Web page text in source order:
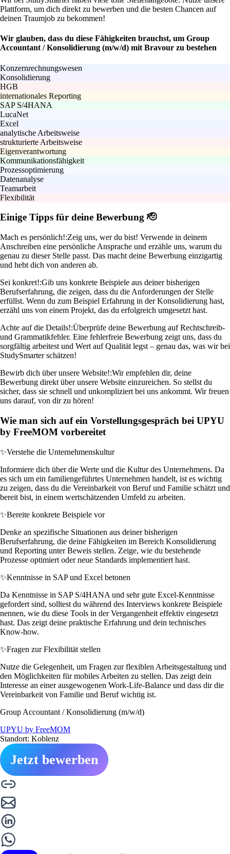
Plattform, um dich direkt zu bewerben und die besten Chancen auf
deinen Traumjob zu bekommen!
Wir glauben, dass du diese Fähigkeiten brauchst, um Group
Accountant / Konsolidierung (m/w/d) mit Bravour zu bestehen
Konzernrechnungswesen
Konsolidierung
HGB
internationales Reporting
SAP S/4HANA
LucaNet
Excel
analytische Arbeitsweise
strukturierte Arbeitsweise
Eigenverantwortung
Kommunikationsfähigkeit
Prozessoptimierung
Datenanalyse
Teamarbeit
Flexibilität
Einige Tipps für deine Bewerbung 🫡
Mach es persönlich!:Zeig uns, wer du bist! Verwende in deinem
Anschreiben eine persönliche Ansprache und erzähle uns, warum du
genau zu dieser Stelle passt. Das macht deine Bewerbung einzigartig
und hebt dich von anderen ab.
Sei konkret!:Gib uns konkrete Beispiele aus deiner bisherigen
Berufserfahrung, die zeigen, dass du die Anforderungen der Stelle
erfüllst. Wenn du zum Beispiel Erfahrung in der Konsolidierung hast,
erzähl uns von einem Projekt, das du erfolgreich umgesetzt hast.
Achte auf die Details!:Überprüfe deine Bewerbung auf Rechtschreib-
und Grammatikfehler. Eine fehlerfreie Bewerbung zeigt uns, dass du
sorgfältig arbeitest und Wert auf Qualität legst – genau das, was wir bei
StudySmarter schätzen!
Bewirb dich über unsere Website!:Wir empfehlen dir, deine
Bewerbung direkt über unsere Website einzureichen. So stellst du
sicher, dass sie schnell und unkompliziert bei uns ankommt. Wir freuen
uns darauf, von dir zu hören!
Wie man sich auf ein Vorstellungsgespräch bei UPYU
by FreeMOM vorbereitet
✨Verstehe die Unternehmenskultur
Informiere dich über die Werte und die Kultur des Unternehmens. Da
es sich um ein familiengeführtes Unternehmen handelt, ist es wichtig
zu zeigen, dass du die Vereinbarkeit von Beruf und Familie schätzt und
bereit bist, in einem wertschätzenden Umfeld zu arbeiten.
✨Bereite konkrete Beispiele vor
Denke an spezifische Situationen aus deiner bisherigen
Berufserfahrung, die deine Fähigkeiten im Bereich Konsolidierung
und Reporting unter Beweis stellen. Zeige, wie du bestehende
Prozesse optimiert oder neue Standards implementiert hast.
✨Kenntnisse in SAP und Excel betonen
Da Kenntnisse in SAP S/4HANA und sehr gute Excel-Kenntnisse
gefordert sind, solltest du während des Interviews konkrete Beispiele
nennen, wie du diese Tools in der Vergangenheit effektiv eingesetzt
hast. Das zeigt deine praktische Erfahrung und dein technisches
Know-how.
✨Fragen zur Flexibilität stellen
Nutze die Gelegenheit, um Fragen zur flexiblen Arbeitsgestaltung und
den Möglichkeiten für mobiles Arbeiten zu stellen. Das zeigt dein
Interesse an einer ausgewogenen Work-Life-Balance und dass dir die
Vereinbarkeit von Familie und Beruf wichtig ist.
Group Accountant / Konsolidierung (m/w/d)
UPYU by FreeMOM
Standort: Koblenz
Jetzt bewerben